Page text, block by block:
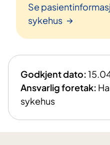
Se
sykehus
Godkjent dato:
Ansvarlig foretak:
sykehus